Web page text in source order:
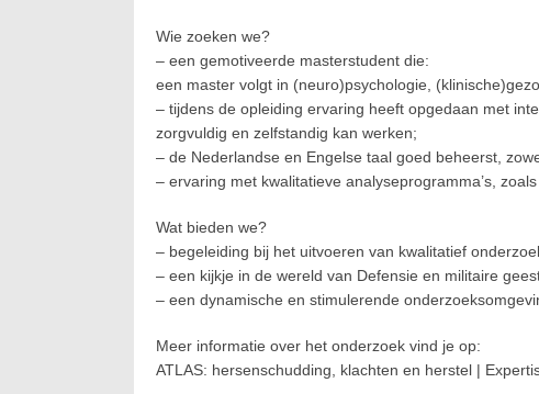
Wie zoeken we?
– een gemotiveerde masterstudent die:
een master volgt in (neuro)psychologie,
– tijdens de opleiding ervaring heeft opgedaan met
zorgvuldig en zelfstandig kan werken;
– de Nederlandse en Engelse taal goed beheerst,
– ervaring met kwalitatieve analyseprogramma’s,
Wat bieden we?
– begeleiding bij het uitvoeren van kwalitatief
– een kijkje in de wereld van Defensie en militaire
– een dynamische en stimulerende
Meer informatie over het onderzoek vind je op:
ATLAS: hersenschudding, klachten en herstel |